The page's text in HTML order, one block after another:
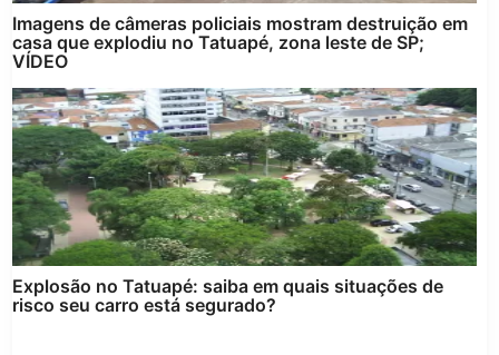
Imagens de câmeras policiais mostram destruição em
casa que explodiu no Tatuapé, zona leste de SP;
VÍDEO
Explosão no Tatuapé: saiba em quais situações de
risco seu carro está segurado?